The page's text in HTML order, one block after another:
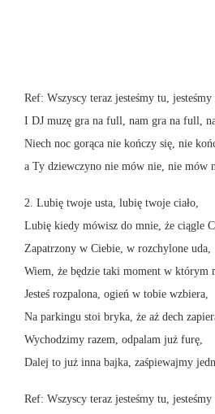
Ref: Wszyscy teraz jesteśmy tu,
I DJ muzę gra na full, nam gra na full,
Niech noc gorąca nie kończy się, nie
a Ty dziewczyno nie mów nie, nie mów
2. Lubię twoje usta, lubię twoje ciało,
Lubię kiedy mówisz do mnie, że ciągle
Zapatrzony w Ciebie, w rozchylone uda,
Wiem, że będzie taki moment w którym
Jesteś rozpalona, ogień w tobie wzbiera,
Na parkingu stoi bryka, że aż dech
Wychodzimy razem, odpalam już furę,
Dalej to już inna bajka, zaśpiewajmy
Ref: Wszyscy teraz jesteśmy tu,